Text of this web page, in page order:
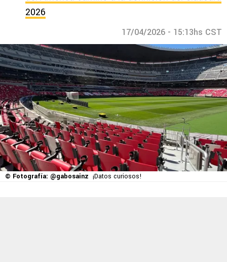
2026
17/04/2026 - 15:13hs CST
© Fotografía: @gabosainz ¡Datos curiosos!